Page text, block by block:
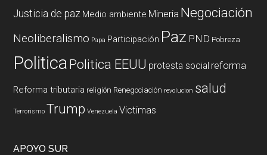
Justicia de paz Medio ambiente Mineria Negociación
Neoliberalismo Papa Participación Paz PND Pobreza
PoliticaPolitica EEUU protesta social reforma
Reforma tributaria religión Renegociación revolucion salud
Terrorismo Trump Venezuela Victimas
APOYO SUR